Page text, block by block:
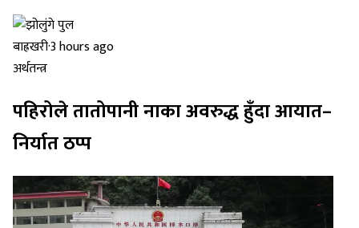
बाह्रखरी·3 hours ago
अर्थतन्त्र
पहिरोले तातोपानी नाका अवरुद्ध हुँदा आयात–
निर्यात ठप्प